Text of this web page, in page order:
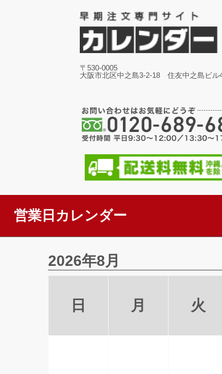
〒530-0005
大阪市北区中之島3-2-18 住友中之島ビル
営業日カレンダー
2026年8月
日 月 火